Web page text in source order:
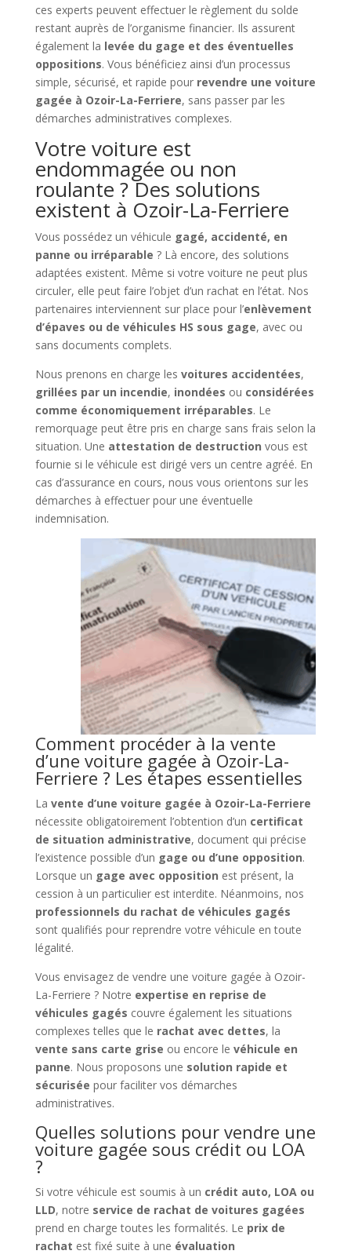
ces experts peuvent effectuer le règlement du solde
restant auprès de l’organisme financier. Ils assurent
également la levée du gage et des éventuelles
oppositions. Vous bénéficiez ainsi d’un processus
simple, sécurisé, et rapide pour revendre une voiture
gagée à Ozoir-La-Ferriere, sans passer par les
démarches administratives complexes.
Votre voiture est
endommagée ou non
roulante ? Des solutions
existent à Ozoir-La-Ferriere
Vous possédez un véhicule gagé, accidenté, en
panne ou irréparable ? Là encore, des solutions
adaptées existent. Même si votre voiture ne peut plus
circuler, elle peut faire l’objet d’un rachat en l’état. Nos
partenaires interviennent sur place pour l’enlèvement
d’épaves ou de véhicules HS sous gage, avec ou
sans documents complets.
Nous prenons en charge les voitures accidentées,
grillées par un incendie, inondées ou considérées
comme économiquement irréparables. Le
remorquage peut être pris en charge sans frais selon la
situation. Une attestation de destruction vous est
fournie si le véhicule est dirigé vers un centre agréé. En
cas d’assurance en cours, nous vous orientons sur les
démarches à effectuer pour une éventuelle
indemnisation.
Comment procéder à la vente
d’une voiture gagée à Ozoir-La-
Ferriere ? Les étapes essentielles
La vente d’une voiture gagée à Ozoir-La-Ferriere
nécessite obligatoirement l’obtention d’un certificat
de situation administrative, document qui précise
l’existence possible d’un gage ou d’une opposition.
Lorsque un gage avec opposition est présent, la
cession à un particulier est interdite. Néanmoins, nos
professionnels du rachat de véhicules gagés
sont qualifiés pour reprendre votre véhicule en toute
légalité.
Vous envisagez de vendre une voiture gagée à Ozoir-
La-Ferriere ? Notre expertise en reprise de
véhicules gagés couvre également les situations
complexes telles que le rachat avec dettes, la
vente sans carte grise ou encore le véhicule en
panne. Nous proposons une solution rapide et
sécurisée pour faciliter vos démarches
administratives.
Quelles solutions pour vendre une
voiture gagée sous crédit ou LOA
?
Si votre véhicule est soumis à un crédit auto, LOA ou
LLD, notre service de rachat de voitures gagées
prend en charge toutes les formalités. Le prix de
rachat est fixé suite à une évaluation